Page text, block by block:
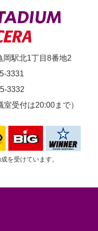
岡駅北1丁目8番地2
3331
3332
受付は20:00まで）
を受けています。